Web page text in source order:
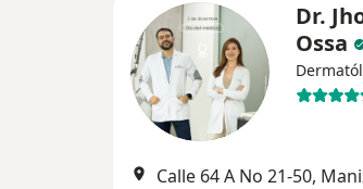
Dr.
Ossa
Calle 64 A No 21-50,